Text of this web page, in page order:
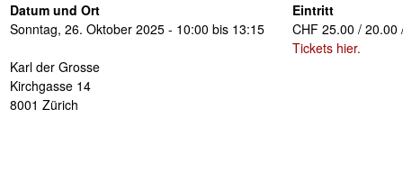
Datum und Ort
Sonntag, 26. Oktober 2025 - 10:00 bis 13:15
Karl der Grosse
Kirchgasse 14
8001 Zürich
Eintritt
CHF 25.00 / 20.00
Tickets hier.